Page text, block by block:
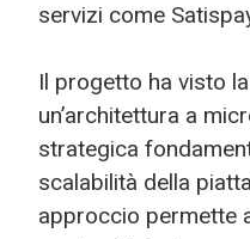
servizi come
Il progetto ha visto
un’architettura a
strategica
scalabilità della
approccio permette